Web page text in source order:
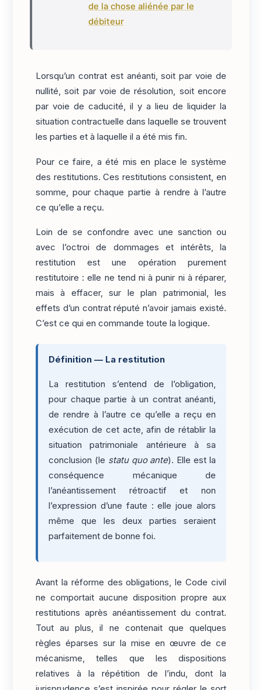
de la chose aliénée par le
débiteur
Lorsqu’un contrat est anéanti, soit par voie de
nullité, soit par voie de résolution, soit encore
par voie de caducité, il y a lieu de liquider la
situation contractuelle dans laquelle se trouvent
les parties et à laquelle il a été mis fin.
Pour ce faire, a été mis en place le système
des restitutions. Ces restitutions consistent, en
somme, pour chaque partie à rendre à l’autre
ce qu’elle a reçu.
Loin de se confondre avec une sanction ou
avec l’octroi de dommages et intérêts, la
restitution est une opération purement
restitutoire : elle ne tend ni à punir ni à réparer,
mais à effacer, sur le plan patrimonial, les
effets d’un contrat réputé n’avoir jamais existé.
C’est ce qui en commande toute la logique.
Définition — La restitution
La restitution s’entend de l’obligation,
pour chaque partie à un contrat anéanti,
de rendre à l’autre ce qu’elle a reçu en
exécution de cet acte, afin de rétablir la
situation patrimoniale antérieure à sa
conclusion (le statu quo ante). Elle est la
conséquence mécanique de
l’anéantissement rétroactif et non
l’expression d’une faute : elle joue alors
même que les deux parties seraient
parfaitement de bonne foi.
Avant la réforme des obligations, le Code civil
ne comportait aucune disposition propre aux
restitutions après anéantissement du contrat.
Tout au plus, il ne contenait que quelques
règles éparses sur la mise en œuvre de ce
mécanisme, telles que les dispositions
relatives à la répétition de l’indu, dont la